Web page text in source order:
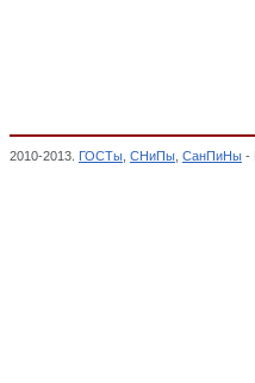
2010-2013. ГОСТы СНиПы СанПиНы -